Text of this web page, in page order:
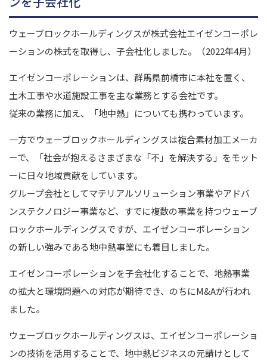
ウェーブロックホールディングスが株式会社エイゼンコーポレ
ーションの株式を取得し、子会社化しました。（2022年4月）
エイゼンコーポレーションは、群馬県前橋市に本社を置く、
土木工事や水道施設工事を主な業務とする会社です。
従来の業務に加え、「地中熱」についても携わっています。
一方でウェーブロックホールディングスは複合素材加工メーカ
ーで、「社会が抱えるさまざまな「不」を解決する」をモット
ーに日々地域貢献をしています。
グループ会社としてマテリアルソリューション事業やアドバ
ンステクノロジー事業など、すでに複数の事業を持つウェーブ
ロックホールディングスですが、エイゼンコーポレーション
の新しい強みである地中熱事業にも着目しました。
エイゼンコーポレーションを子会社化することで、地熱事業
の拡大と環境問題への対応が期待でき、のちにM&Aが行われ
ました。
ウェーブロックホールディングスは、エイゼンコーポレーショ
ンの技術を活用することで、地中熱ビジネスの元請けとして